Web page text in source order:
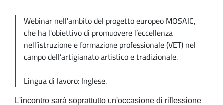
Webinar nell'ambito del progetto europeo MOSAIC,
che ha l'obiettivo di promuovere l’eccellenza
nell’istruzione e formazione professionale (VET) nel
campo dell’artigianato artistico e tradizionale.
Lingua di lavoro: Inglese.
L'incontro sarà soprattutto un'occasione di riflessione